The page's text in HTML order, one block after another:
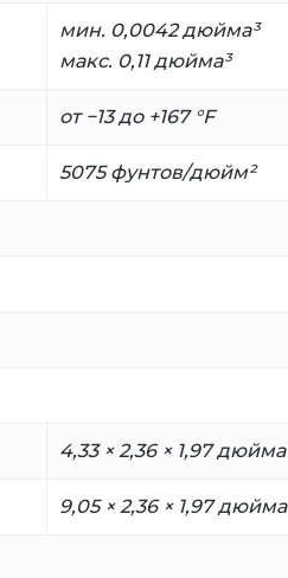
мин. 0,0042 дюйма³
макс. 0,11 дюйма³
от −13 до +167 °F
5075 фунтов/дюйм²
4,33 × 2,36 × 1,97 дюйма
9,05 × 2,36 × 1,97 дюйма